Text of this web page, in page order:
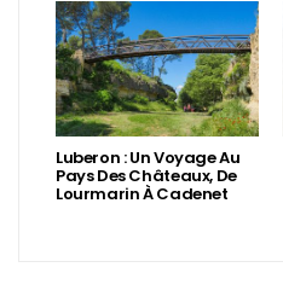
Luberon : Un Voyage Au
Pays Des Châteaux, De
Lourmarin À Cadenet